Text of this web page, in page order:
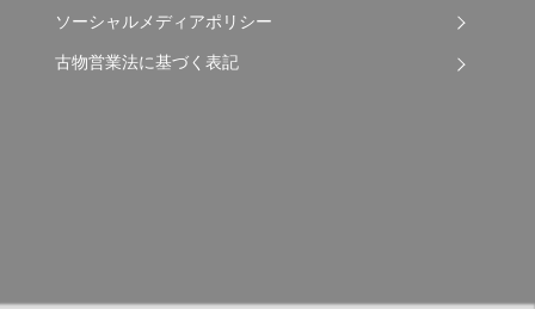
ソーシャルメディアポリシー
古物営業法に基づく表記